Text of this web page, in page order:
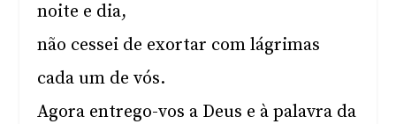
noite e dia,
não cessei de exortar com lágrimas
cada um de vós.
Agora entrego-vos a Deus e à palavra da